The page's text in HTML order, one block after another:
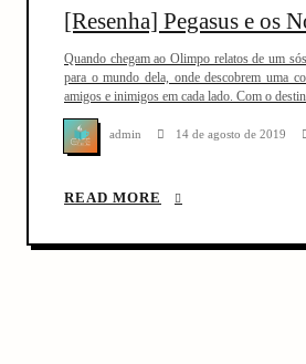
[Resenha] Pegasus e os
Quando chegam ao Olimpo relatos de um
para o mundo dela, onde descobrem uma
amigos e inimigos em cada lado. Com o
admin 14 de agosto de 2019
READ MORE